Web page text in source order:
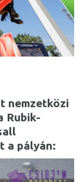
nemzetközi
Rubik-
a pályán: